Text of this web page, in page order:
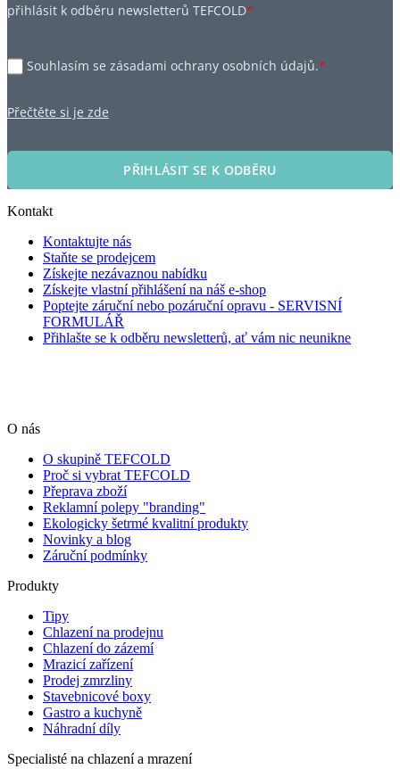
přihlásit k odběru newsletterů TEFCOLD*
Souhlasím se zásadami ochrany osobních údajů.*
Přečtěte si je zde
PŘIHLÁSIT SE K ODBĚRU
Kontakt
Kontaktujte nás
Staňte se prodejcem
Získejte nezávaznou nabídku
Získejte vlastní přihlášení na náš e-shop
Poptejte záruční nebo pozáruční opravu - SERVISNÍ
FORMULÁŘ
Přihlašte se k odběru newsletterů, ať vám nic neunikne
O nás
O skupině TEFCOLD
Proč si vybrat TEFCOLD
Přeprava zboží
Reklamní polepy "branding"
Ekologicky šetrmé kvalitní produkty
Novinky a blog
Záruční podmínky
Produkty
Tipy
Chlazení na prodejnu
Chlazení do zázemí
Mrazicí zařízení
Prodej zmrzliny
Stavebnicové boxy
Gastro a kuchyně
Náhradní díly
Specialisté na chlazení a mrazení